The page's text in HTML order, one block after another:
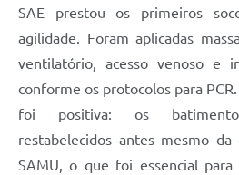
SAE prestou os primeiros
agilidade. Foram aplicadas
ventilatório, acesso venoso e
conforme os protocolos para
foi positiva: os
restabelecidos antes mesmo
SAMU, o que foi essencial